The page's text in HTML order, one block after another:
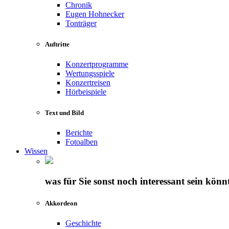
Chronik
Eugen Hohnecker
Tonträger
Auftritte
Konzertprogramme
Wertungsspiele
Konzertreisen
Hörbeispiele
Text und Bild
Berichte
Fotoalben
Wissen
was für Sie sonst noch interessant sein
Akkordeon
Geschichte